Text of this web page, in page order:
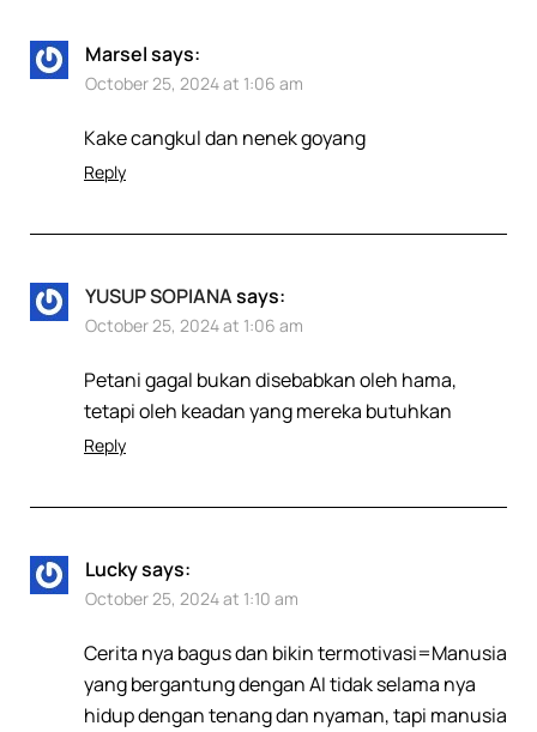
Marselsays:
October 25, 2024 at 1:06 am
Kake cangkul dan nenek goyang
Reply
YUSUP SOPIANAsays:
October 25, 2024 at 1:06 am
Petani gagal bukan disebabkan oleh hama,
tetapi oleh keadan yang mereka butuhkan
Reply
Luckysays:
October 25, 2024 at 1:10 am
Cerita nya bagus dan bikin termotivasi=Manusia
yang bergantung dengan AI tidak selama nya
hidup dengan tenang dan nyaman, tapi manusia